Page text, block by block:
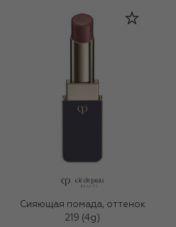
Сияющая помада, оттенок
219 (4g)